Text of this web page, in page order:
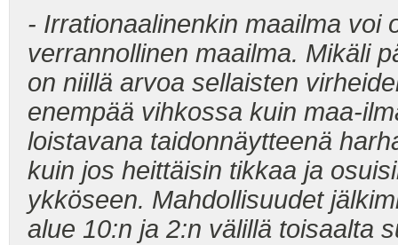
- Irrationaalinenkin maailma voi
verrannollinen maailma. Mikäli
on niillä arvoa sellaisten
enempää vihkossa kuin maa-
loistavana taidonnäytteenä
kuin jos heittäisin tikkaa ja
ykköseen. Mahdollisuudet
alue 10:n ja 2:n välillä toisaalta